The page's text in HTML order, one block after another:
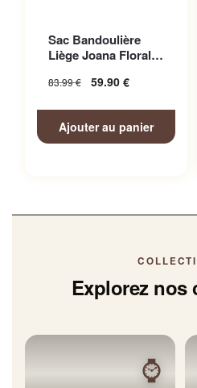
Sac Bandoulière
Liège Joana Floral
83.99€ 59.90 €
Ajouter au panier
Explorez nos
⌚